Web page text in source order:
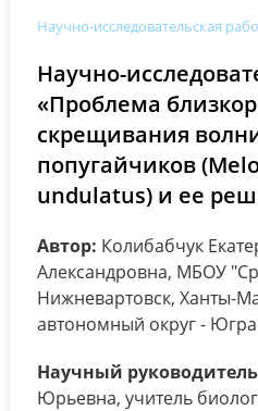
Научно-исследовательская
Научно-
«Проблема
скрещивания
попугайчиков
undulatus) и ее
Автор: Колибабчук
Александровна, МБОУ
Нижневартовск, Ханты-
автономный округ - Югра
Научный
Юрьевна, учитель